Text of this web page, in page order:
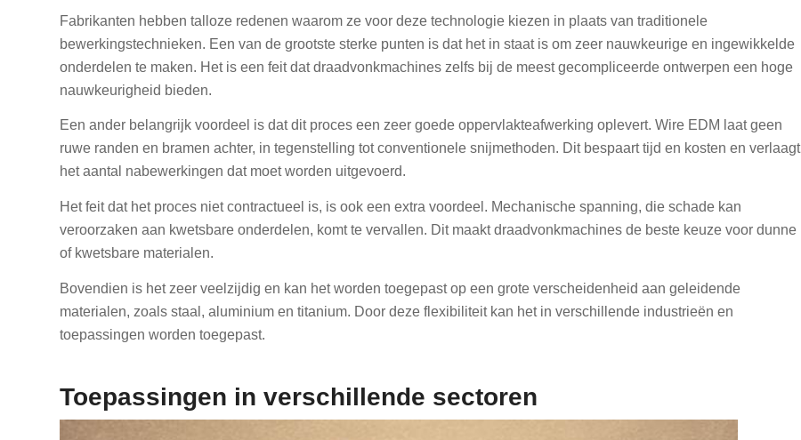
Fabrikanten hebben talloze redenen waarom ze voor deze technologie kiezen in plaats van traditionele
bewerkingstechnieken. Een van de grootste sterke punten is dat het in staat is om zeer nauwkeurige en ingewikkelde
onderdelen te maken. Het is een feit dat draadvonkmachines zelfs bij de meest gecompliceerde ontwerpen een hoge
nauwkeurigheid bieden.
Een ander belangrijk voordeel is dat dit proces een zeer goede oppervlakteafwerking oplevert. Wire EDM laat geen
ruwe randen en bramen achter, in tegenstelling tot conventionele snijmethoden. Dit bespaart tijd en kosten en verlaagt
het aantal nabewerkingen dat moet worden uitgevoerd.
Het feit dat het proces niet contractueel is, is ook een extra voordeel. Mechanische spanning, die schade kan
veroorzaken aan kwetsbare onderdelen, komt te vervallen. Dit maakt draadvonkmachines de beste keuze voor dunne
of kwetsbare materialen.
Bovendien is het zeer veelzijdig en kan het worden toegepast op een grote verscheidenheid aan geleidende
materialen, zoals staal, aluminium en titanium. Door deze flexibiliteit kan het in verschillende industrieën en
toepassingen worden toegepast.
Toepassingen in verschillende sectoren